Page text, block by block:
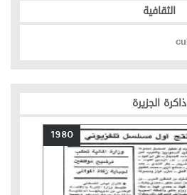
الثقافية
ذاكرة الجزيرة
1980